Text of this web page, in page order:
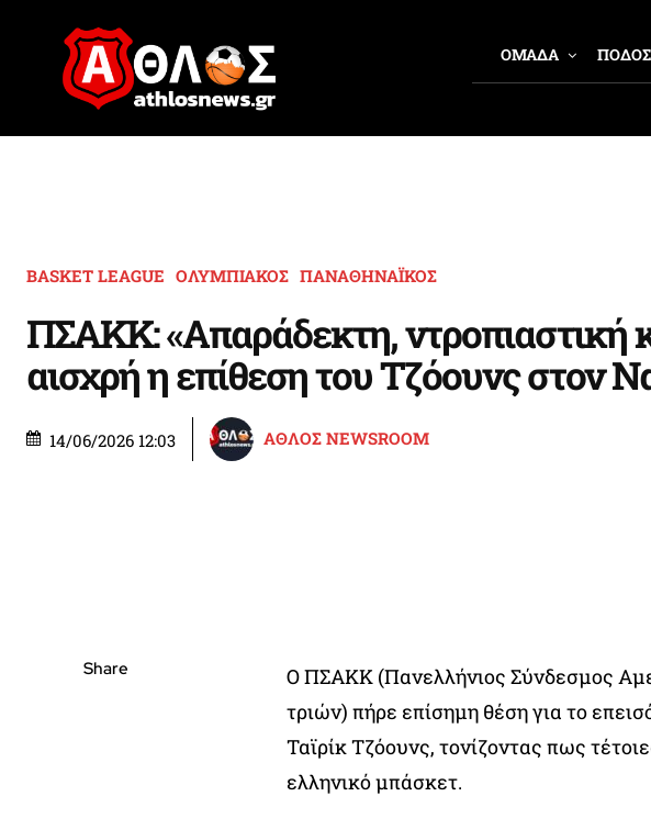
ΟΜΑΔΑ
BASKET LEAGUE ΟΛΥΜΠΙΑΚΟΣ ΠΑΝΑΘΗΝΑΪΚΟΣ
ΠΣΑΚΚ: «Απαράδεκτη, ντροπιαστική
αισχρή η επίθεση του Τζόουνς στον
14/06/2026 12:03 ΑΘΛΟΣ NEWSROOM
Share
Ο ΠΣΑΚΚ (Πανελλήνιος Σύνδεσμος
τριών) πήρε επίσημη θέση για το
Ταϊρίκ Τζόουνς, τονίζοντας πως
ελληνικό μπάσκετ.